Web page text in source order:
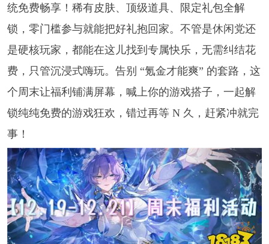
统免费畅享！稀有皮肤、顶级道具、限定礼包全解
锁，零门槛参与就能把好礼抱回家。不管是休闲党还
是硬核玩家，都能在这儿找到专属快乐，无需纠结花
费，只管沉浸式嗨玩。告别 “氪金才能爽” 的套路，这
个周末让福利铺满屏幕，喊上你的游戏搭子，一起解
锁纯纯免费的游戏狂欢，错过再等 N 久，赶紧冲就完
事！